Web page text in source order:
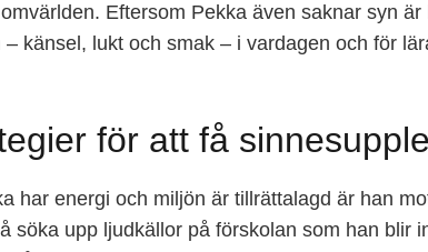
Eftersom Pekka även saknar syn
känsel, lukt och smak – i vardagen och för
för att få
har energi och miljön är tillrättalagd är han
söka upp ljudkällor på förskolan som han blir